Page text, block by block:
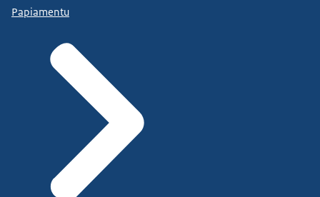
Papiamentu